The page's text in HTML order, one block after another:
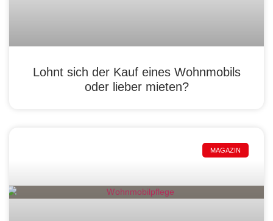
Lohnt sich der Kauf eines Wohnmobils
oder lieber mieten?
MAGAZIN